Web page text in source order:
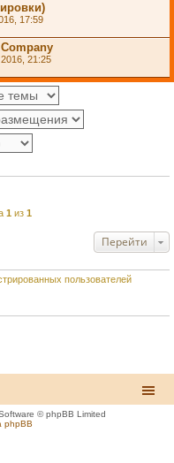
17:59
21:25
1 из 1
Перейти
пользователей
© phpBB Limited
phpBB